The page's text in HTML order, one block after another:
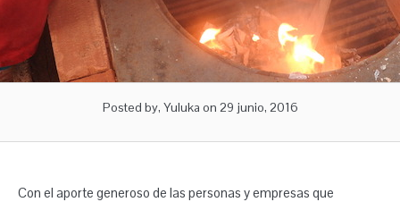
Posted by, Yuluka on 29 junio, 2016
Con el aporte generoso de las personas y empresas que